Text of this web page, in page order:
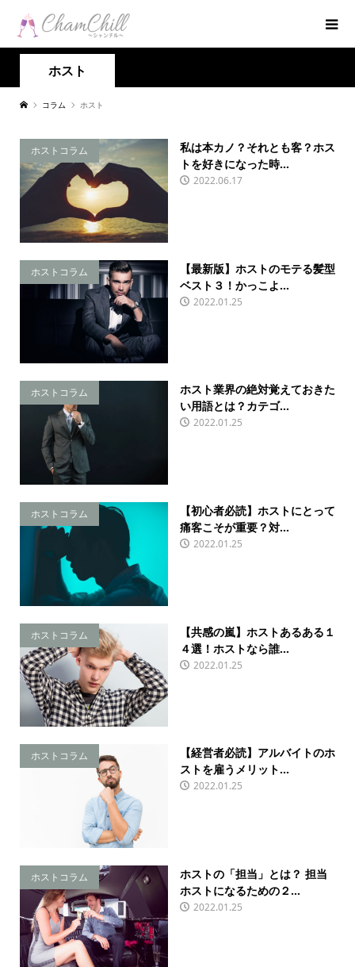
ホスト
コラム ホスト
ホストコラム
私は本カノ？それとも客？ホス
トを好きになった時...
2022.06.17
ホストコラム
【最新版】ホストのモテる髪型
ベスト３！かっこよ...
2022.01.25
ホストコラム
ホスト業界の絶対覚えておきた
い用語とは？カテゴ...
2022.01.25
ホストコラム
【初心者必読】ホストにとって
痛客こそが重要？対...
2022.01.25
ホストコラム
【共感の嵐】ホストあるある１
４選！ホストなら誰...
2022.01.25
ホストコラム
【経営者必読】アルバイトのホ
ストを雇うメリット...
2022.01.25
ホストコラム
ホストの「担当」とは？ 担当
ホストになるための２...
2022.01.25